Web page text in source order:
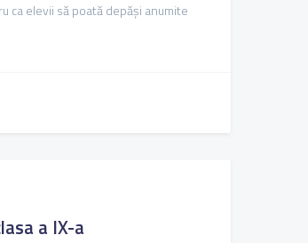
ca elevii să poată depăși anumite
a IX-a